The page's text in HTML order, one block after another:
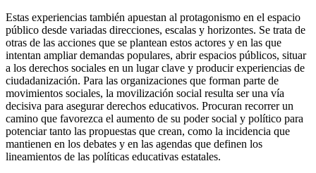
Estas experiencias también apuestan al protagonismo en el espacio
público desde variadas direcciones, escalas y horizontes. Se trata de
otras de las acciones que se plantean estos actores y en las que
intentan ampliar demandas populares, abrir espacios públicos, situar
a los derechos sociales en un lugar clave y producir experiencias de
ciudadanización. Para las organizaciones que forman parte de
movimientos sociales, la movilización social resulta ser una vía
decisiva para asegurar derechos educativos. Procuran recorrer un
camino que favorezca el aumento de su poder social y político para
potenciar tanto las propuestas que crean, como la incidencia que
mantienen en los debates y en las agendas que definen los
lineamientos de las políticas educativas estatales.